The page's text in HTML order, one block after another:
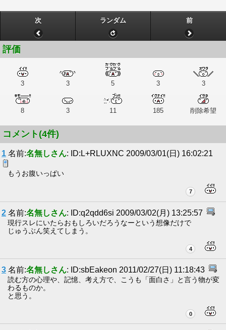
次 ランダム 前
評価
3 3 5 3 3
8 3 11 185 削除希望
コメント(4件)
1 名前:名無しさん: ID:L+RLUXNC 2009/03/01(日) 16:02:21
もうお腹いっぱい
7
2 名前:名無しさん: ID:q2qdd6si 2009/03/02(月) 13:25:57
現行スレにいたらおもしろいだろうなーという想像だけで
じゅうぶん笑えてしまう。
4
3 名前:名無しさん: ID:sbEakeon 2011/02/27(日) 11:18:43
読む方の心理や、記憶、考え方で、こうも「面白さ」と言う物が変
わるものか。
と思う。
0